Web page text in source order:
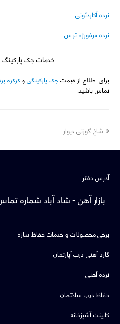
نرده آکاردئونی
نرده فرفورژه تراس
خدمات جک پارکینگ
برای اطلاع از قیمتجک پارکینگیوکرکره
تماس باشید.
previous
post:
شاخ گوزنی دیوار
آدرس دفتر
بازار آهن - شاد آبادشماره
برخی محصولات و خدمات حفاظ سازه
گارد آهنی درب آپارتمان
نرده آهنی
حفاظ درب ساختمان
کابینت آشپزخانه